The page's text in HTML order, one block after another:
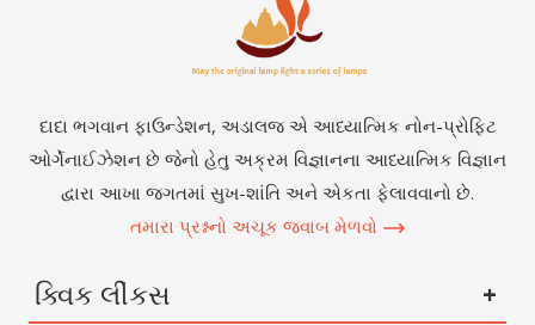
દાદા ભગવાન ફાઉન્ડેશન, અડાલજ એ આધ્યાત્મિક નોન-પ્રોફિટ
ઓર્ગેનાઈઝેશન છે જેનો હેતુ અક્રમ વિજ્ઞાનના આધ્યાત્મિક વિજ્ઞાન
દ્વારા આખા જગતમાં સુખ-શાંતિ અને એકતા ફેલાવવાનો છે.
તમારા પ્રશ્નનો અચૂક જવાબ મેળવો
ક્વિક લીંકસ